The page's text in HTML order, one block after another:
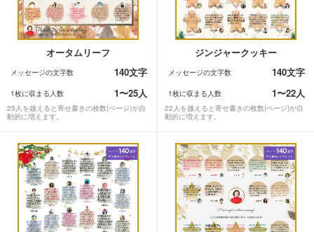
オータムリーフ
メッセージの文字数 140文字
1枚に収まる人数 1〜25人
25人を越えると寄せ書きの枚数(ページ)が自
動的に増えます。
ジンジャークッキー
メッセージの文字数 140文字
1枚に収まる人数 1〜22人
22人を越えると寄せ書きの枚数(ページ)が自
動的に増えます。